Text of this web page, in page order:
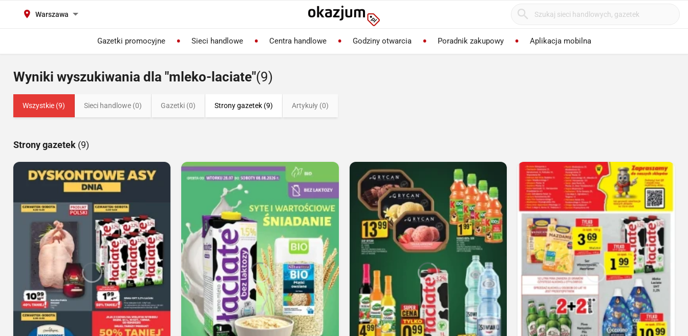
Warszawa
Gazetki promocyjne Sieci handlowe Centra handlowe Godziny otwarcia Poradnik zakupowy Aplikacja mobilna
Wyniki wyszukiwania dla "mleko-laciate"(9)
Wszystkie (9) Sieci handlowe (0) Gazetki (0) Strony gazetek (9) Artykuły (0)
Strony gazetek (9)